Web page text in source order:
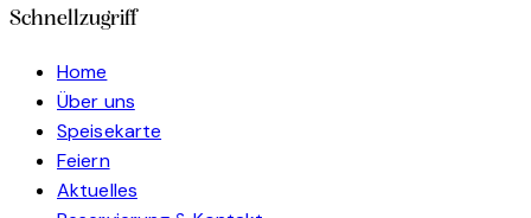
Schnellzugriff
Home
Über uns
Speisekarte
Feiern
Aktuelles